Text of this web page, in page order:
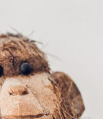
käytetään
[…]